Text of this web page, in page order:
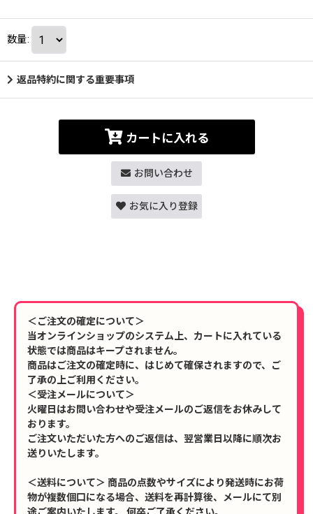
数量:
返品特約に関する重要事項
カートに入れる
お問い合わせ
お気に入り登録
＜ご注文の確定について＞
当オンラインショップのシステム上、カートに入れている
状態では商品はキープされません。
商品はご注文の確定時に、はじめて確保されますので、ご
了承の上ご利用ください。
＜受注メールについて＞
火曜日はお問い合わせや受注メールのご返信をお休みして
おります。
ご注文いただいた方へのご返信は、翌営業日以降に順次お
送りいたします。
＜送料について＞ 商品の点数やサイズにより発送時にお荷
物が複数個口になる場合、送料を再計算後、メールにて別